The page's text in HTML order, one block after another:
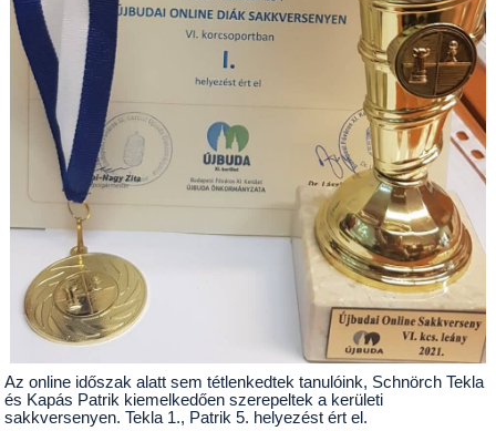
Az online időszak alatt sem tétlenkedtek tanulóink, Schnörch Tekla
és Kapás Patrik kiemelkedően szerepeltek a kerületi
sakkversenyen. Tekla 1., Patrik 5. helyezést ért el.